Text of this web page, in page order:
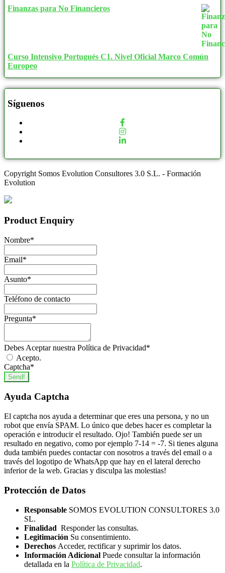
Finanzas para No Financieros
Curso Intensivo Portugués C1. Nivel Oficial Marco Común
Europeo
Síguenos
Copyright Somos Evolution Consultores 3.0 S.L. - Formación
Evolution
Product Enquiry
Nombre*
Email*
Asunto*
Teléfono de contacto
Pregunta*
Debes Aceptar nuestra Política de Privacidad*
Acepto.
Captcha*
Send!
Ayuda Captcha
El captcha nos ayuda a determinar que eres una persona, y no un
robot que envía SPAM. Lo único que debes hacer es completar la
operación e introducir el resultado. Ojo! También puede ser un
resultado en negativo, como por ejemplo 7-14 = -7. Si tienes alguna
duda también puedes contactar con nosotros a través del email o a
través del logotipo de WhatsApp que hay en el lateral derecho
inferior de la web. Gracias y disculpa las molestias!
Protección de Datos
Responsable SOMOS EVOLUTION CONSULTORES 3.0
SL.
Finalidad Responder las consultas.
Legitimación Su consentimiento.
Derechos Acceder, rectificar y suprimir los datos.
Información Adicional Puede consultar la información
detallada en la Política de Privacidad.